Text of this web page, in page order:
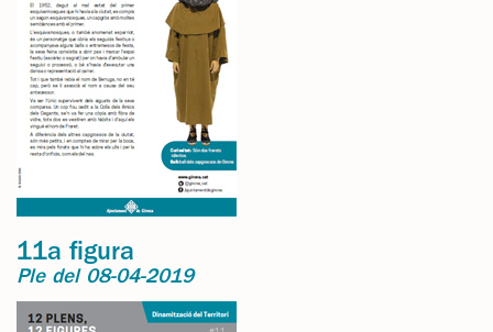
11a figura
Ple del 08-04-2019